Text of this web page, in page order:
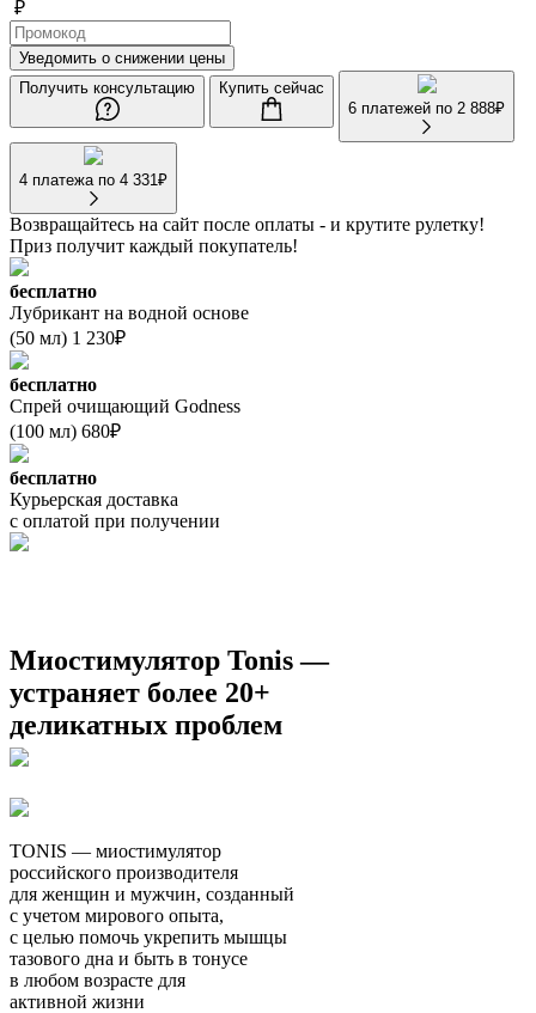
₽
Уведомить о снижении цены
Получить консультацию
Купить сейчас
6 платежей по 2 888₽
4 платежа по 4 331 ₽
Возвращайтесь на сайт после оплаты - и крутите рулетку!
Приз получит каждый покупатель!
бесплатно
Лубрикант на водной основе
(50 мл) 1 230₽
бесплатно
Спрей очищающий Godness
(100 мл) 680₽
бесплатно
Курьерская доставка
с оплатой при получении
Миостимулятор Tonis —
устраняет более 20+
деликатных проблем
TONIS — миостимулятор
российского производителя
для женщин и мужчин, созданный
с учетом мирового опыта,
с целью помочь укрепить мышцы
тазового дна и быть в тонусе
в любом возрасте для
активной жизни